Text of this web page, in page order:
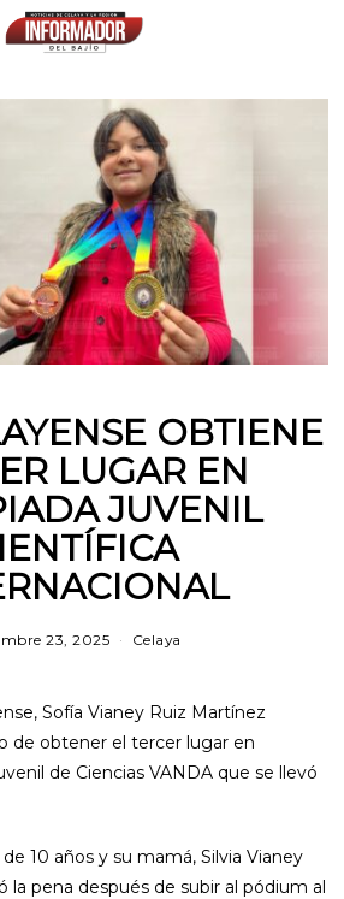
OBTIENE
LUGAR EN
JUVENIL
23, 2025 m
o
1
,
6
Celaya
Sofía Vianey Ruiz Martínez
de obtener el tercer lugar en
de Ciencias VANDA que se llevó
10 años y su mamá, Silvia Vianey
la pena después de subir al pódium al